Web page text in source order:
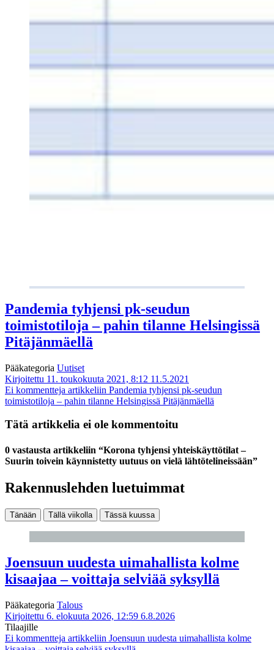
Pandemia tyhjensi pk-seudun
toimistotiloja – pahin tilanne Helsingissä
Pitäjänmäellä
Pääkategoria Uutiset
Kirjoitettu 11. toukokuuta 2021, 8:12 11.5.2021
Ei kommentteja artikkeliin Pandemia tyhjensi pk-seudun
toimistotiloja – pahin tilanne Helsingissä Pitäjänmäellä
Tätä artikkelia ei ole kommentoitu
0 vastausta artikkeliin “Korona tyhjensi yhteiskäyttötilat –
Suurin toivein käynnistetty uutuus on vielä lähtötelineissään”
Rakennuslehden luetuimmat
Tänään Tällä viikolla Tässä kuussa
Joensuun uudesta uimahallista kolme
kisaajaa – voittaja selviää syksyllä
Pääkategoria Talous
Kirjoitettu 6. elokuuta 2026, 12:59 6.8.2026
Tilaajille
Ei kommentteja artikkeliin Joensuun uudesta uimahallista kolme